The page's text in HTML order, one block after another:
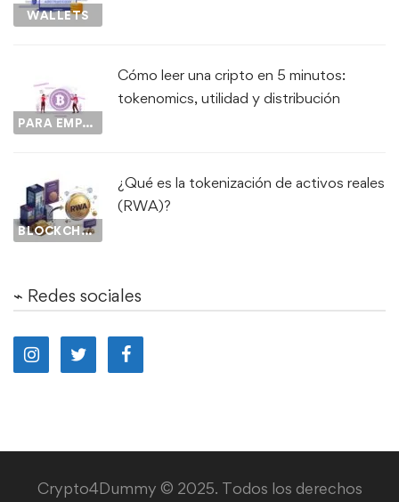
WALLETS
PARA EMPEZAR...
Cómo leer una cripto en 5 minutos:
tokenomics, utilidad y distribución
BLOCKCHAIN
¿Qué es la tokenización de activos reales
(RWA)?
⌁ Redes sociales
Crypto4Dummy © 2025. Todos los derechos